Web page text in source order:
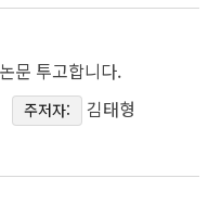
문 투고합니다.
주저자: 김태형